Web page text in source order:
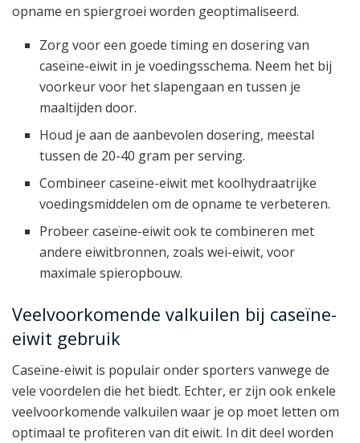
opname en spiergroei worden geoptimaliseerd.
Zorg voor een goede timing en dosering van
caseïne-eiwit in je voedingsschema. Neem het bij
voorkeur voor het slapengaan en tussen je
maaltijden door.
Houd je aan de aanbevolen dosering, meestal
tussen de 20-40 gram per serving.
Combineer caseïne-eiwit met koolhydraatrijke
voedingsmiddelen om de opname te verbeteren.
Probeer caseïne-eiwit ook te combineren met
andere eiwitbronnen, zoals wei-eiwit, voor
maximale spieropbouw.
Veelvoorkomende valkuilen bij caseïne-
eiwit gebruik
Caseïne-eiwit is populair onder sporters vanwege de
vele voordelen die het biedt. Echter, er zijn ook enkele
veelvoorkomende valkuilen waar je op moet letten om
optimaal te profiteren van dit eiwit. In dit deel worden